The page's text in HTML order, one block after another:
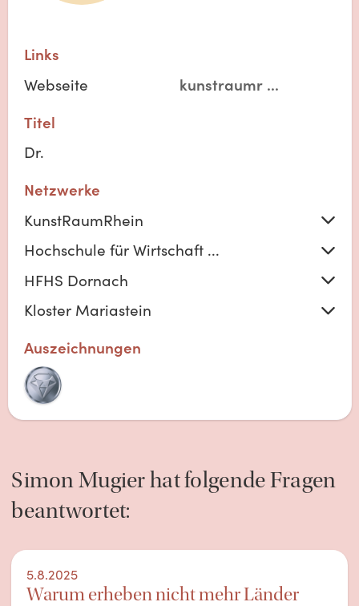
Links
Webseite
kunstraumr ...
Titel
Dr.
Netzwerke
KunstRaumRhein
Hochschule für Wirtschaft ...
HFHS Dornach
Kloster Mariastein
Auszeichnungen
SimonMugierhat folgende Fragen
beantwortet:
5.8.2025
Warum erheben nicht mehr Länder